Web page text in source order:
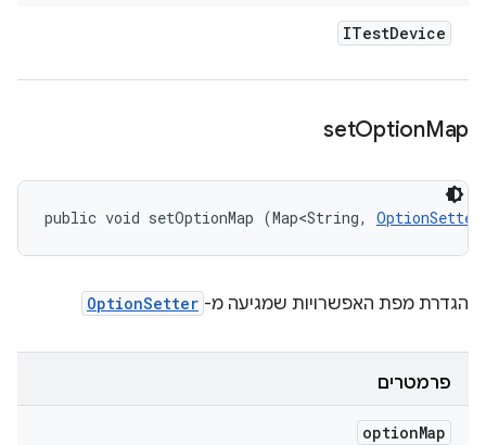
ITestDevice
setOptionMap
public void setOptionMap (Map<String,
הגדרת מפת האפשרויות שמגיעה מ- OptionSetter
פרמטרים
optionMap